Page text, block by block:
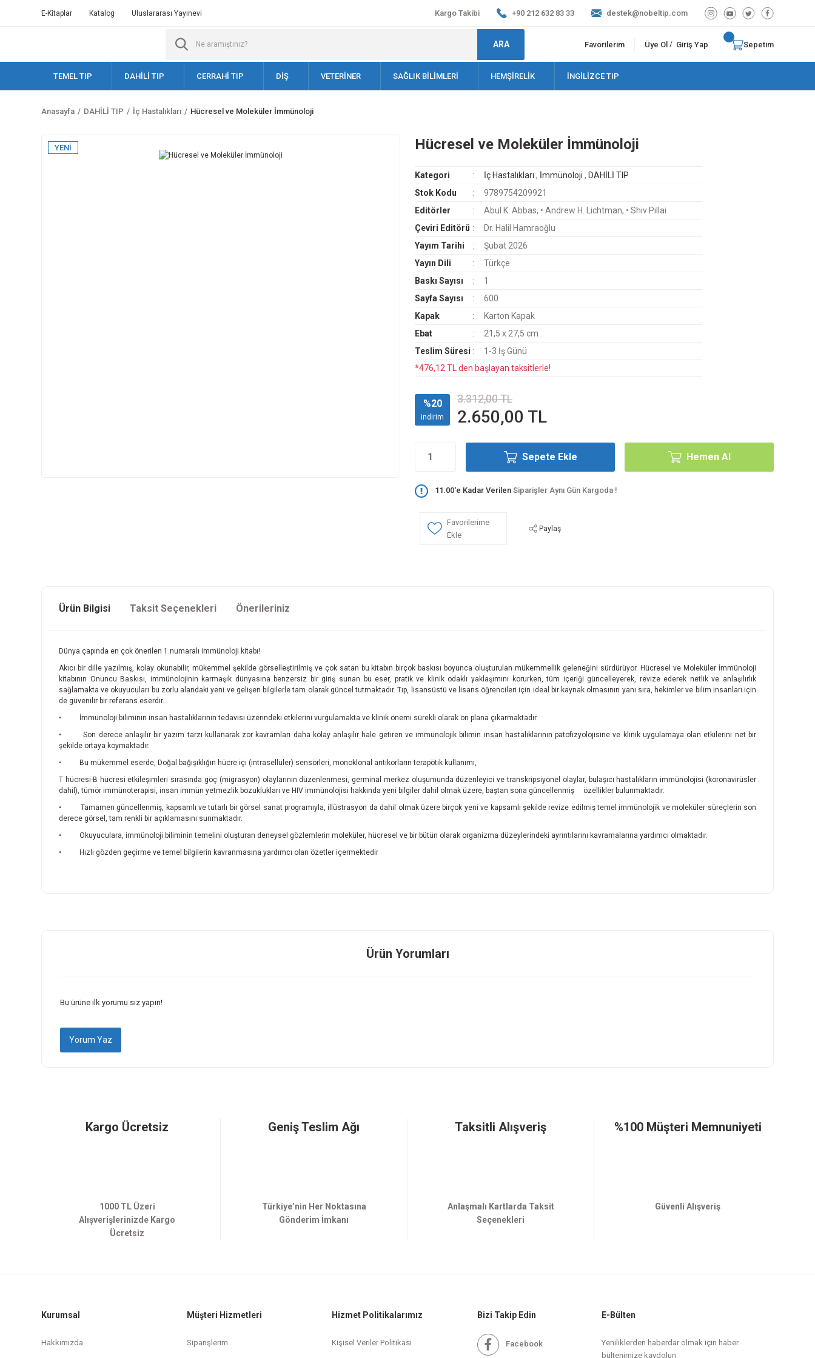
E-Kitaplar Katalog Uluslararası Yayınevi Kargo Takibi +90 212 632 83 33 destek@nobeltip.com
ARA Favorilerim Üye Ol / Giriş Yap Sepetim
TEMEL TIP DAHİLİ TIP CERRAHİ TIP DİŞ VETERİNER SAĞLIK BİLİMLERİ HEMŞİRELİK İNGİLİZCE TIP
Anasayfa DAHİLİ TIP İç Hastalıkları Hücresel ve Moleküler İmmünoloji
YENİ Hücresel ve Moleküler İmmünoloji
Kategori İç Hastalıkları , İmmünoloji , DAHİLİ TIP
Stok Kodu
9789754209921
Editörler
Abul K. Abbas, • Andrew H. Lichtman, • Shiv Pillai
Çeviri Editörü
Dr. Halil Hamraoğlu
Yayım Tarihi
Şubat 2026
Yayın Dili
Türkçe
Baskı Sayısı
1
Sayfa Sayısı
600
Kapak
Karton Kapak
Ebat
21,5 x 27,5 cm
Teslim Süresi
1-3 İş Günü
*476,12 TL den başlayan taksitlerle!
%20
indirim
3.312,00 TL
2.650,00 TL
Sepete Ekle Hemen Al
11.00'e Kadar Verilen Siparişler Aynı Gün Kargoda !
Paylaş
Ürün Bilgisi Taksit Seçenekleri Önerileriniz
Dünya çapında en çok önerilen 1 numaralı immünoloji kitabı!
Akıcı bir dille yazılmış, kolay okunabilir, mükemmel şekilde görselleştirilmiş ve çok satan bu kitabın birçok baskısı boyunca oluşturulan mükemmellik geleneğini sürdürüyor. Hücresel ve Moleküler İmmünoloji
kitabının Onuncu Baskısı, immünolojinin karmaşık dünyasına benzersiz bir giriş sunan bu eser, pratik ve klinik odaklı yaklaşımını korurken, tüm içeriği güncelleyerek, revize ederek netlik ve anlaşılırlık
sağlamakta ve okuyucuları bu zorlu alandaki yeni ve gelişen bilgilerle tam olarak güncel tutmaktadır. Tıp, lisansüstü ve lisans öğrencileri için ideal bir kaynak olmasının yanı sıra, hekimler ve bilim insanları için
de güvenilir bir referans eserdir.
• İmmünoloji biliminin insan hastalıklarının tedavisi üzerindeki etkilerini vurgulamakta ve klinik önemi sürekli olarak ön plana çıkarmaktadır.
• Son derece anlaşılır bir yazım tarzı kullanarak zor kavramları daha kolay anlaşılır hale getiren ve immünolojik bilimin insan hastalıklarının patofizyolojisine ve klinik uygulamaya olan etkilerini net bir
şekilde ortaya koymaktadır.
• Bu mükemmel eserde, Doğal bağışıklığın hücre içi (intrasellüler) sensörleri, monoklonal antikorların terapötik kullanımı,
T hücresi-B hücresi etkileşimleri sırasında göç (migrasyon) olaylarının düzenlenmesi, germinal merkez oluşumunda düzenleyici ve transkripsiyonel olaylar, bulaşıcı hastalıkların immünolojisi (koronavirüsler
dahil), tümör immünoterapisi, insan immün yetmezlik bozuklukları ve HIV immünolojisi hakkında yeni bilgiler dahil olmak üzere, baştan sona güncellenmiş özellikler bulunmaktadır.
• Tamamen güncellenmiş, kapsamlı ve tutarlı bir görsel sanat programıyla, illüstrasyon da dahil olmak üzere birçok yeni ve kapsamlı şekilde revize edilmiş temel immünolojik ve moleküler süreçlerin son
derece görsel, tam renkli bir açıklamasını sunmaktadır.
• Okuyuculara, immünoloji biliminin temelini oluşturan deneysel gözlemlerin moleküler, hücresel ve bir bütün olarak organizma düzeylerindeki ayrıntılarını kavramalarına yardımcı olmaktadır.
• Hızlı gözden geçirme ve temel bilgilerin kavranmasına yardımcı olan özetler içermektedir
Bu ürüne benzer farklı alternatifler olmalı.
Ürün Yorumları
Bu ürüne ilk yorumu siz yapın!
Yorum Yaz
Kargo Ücretsiz
1000 TL Üzeri
Alışverişlerinizde Kargo
Ücretsiz
Geniş Teslim Ağı
Türkiye’nin Her Noktasına
Gönderim İmkanı
Taksitli Alışveriş
Anlaşmalı Kartlarda Taksit
Seçenekleri
%100 Müşteri Memnuniyeti
Güvenli Alışveriş
Kurumsal
Hakkımızda
Müşteri Hizmetleri
Siparişlerim
Hizmet Politikalarımız
Kişisel Veriler Politikası
Bizi Takip Edin
Facebook
E-Bülten
Yeniliklerden haberdar olmak için haber
bültenimize kaydolun